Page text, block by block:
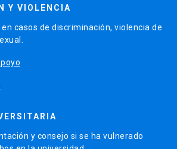
Y VIOLENCIA
casos de discriminación, violencia de
y consejo si se ha vulnerado